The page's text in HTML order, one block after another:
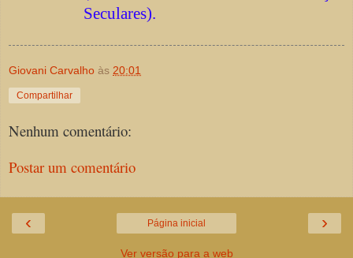
Seculares).
Giovani Carvalho às 20:01
Compartilhar
Nenhum comentário:
Postar um comentário
‹ ›
Página inicial
Ver versão para a web